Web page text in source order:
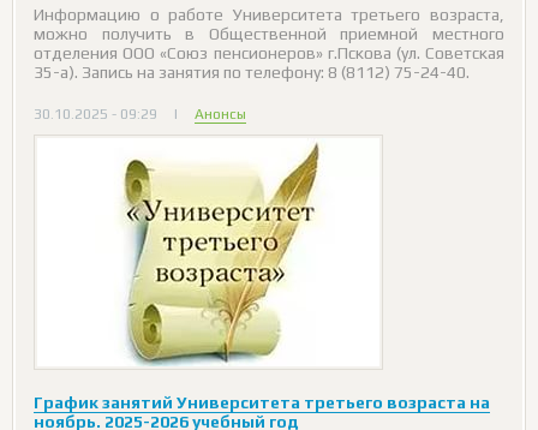
Информацию о работе Университета третьего возраста,
можно получить в Общественной приемной местного
отделения ООО «Союз пенсионеров» г.Пскова (ул. Советская
35-а). Запись на занятия по телефону: 8 (8112) 75-24-40.
30.10.2025 - 09:29 | Анонсы
График занятий Университета третьего возраста на
ноябрь. 2025-2026 учебный год